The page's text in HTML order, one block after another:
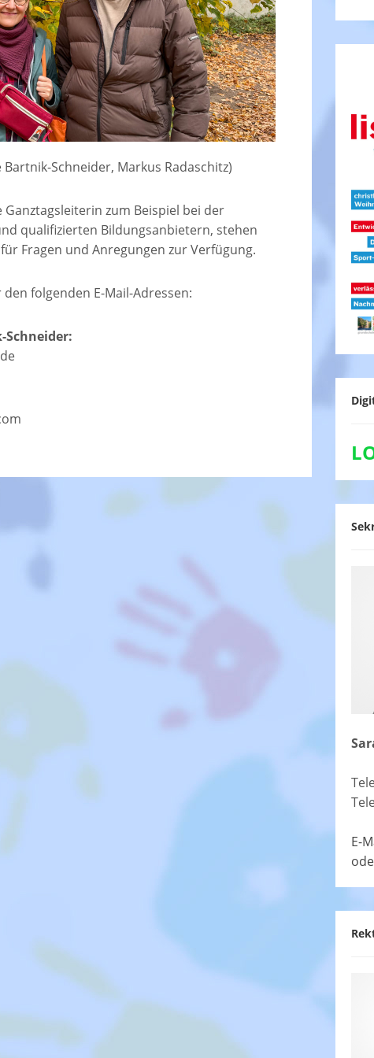
Bartnik-Schneider, Markus Radaschitz)
zum Beispiel bei der
qualifizierten Bildungsanbietern, stehen
Fragen und Anregungen zur Verfügung.
folgenden E-Mail-Adressen:
Schneider:
E-